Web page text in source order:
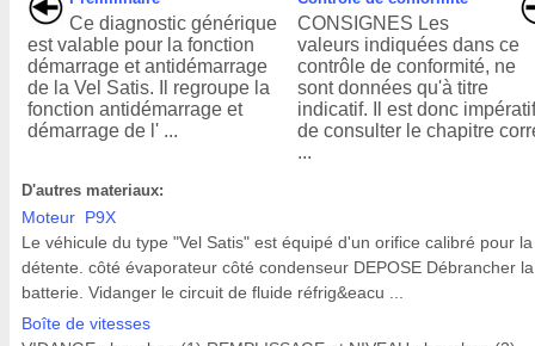
Ce diagnostic générique
est valable pour la fonction
démarrage et antidémarrage
de la Vel Satis. Il regroupe la
fonction antidémarrage et
démarrage de l' ...
CONSIGNES Les
valeurs indiquées dans ce
contrôle de conformité, ne
sont données qu'à titre
indicatif. Il est donc
de consulter le chapitre
...
D'autres materiaux:
Moteur P9X
Le véhicule du type "Vel Satis" est équipé d'un orifice calibré pour la
détente. côté évaporateur côté condenseur DEPOSE Débrancher la
batterie. Vidanger le circuit de fluide réfrig&eacu ...
Boîte de vitesses